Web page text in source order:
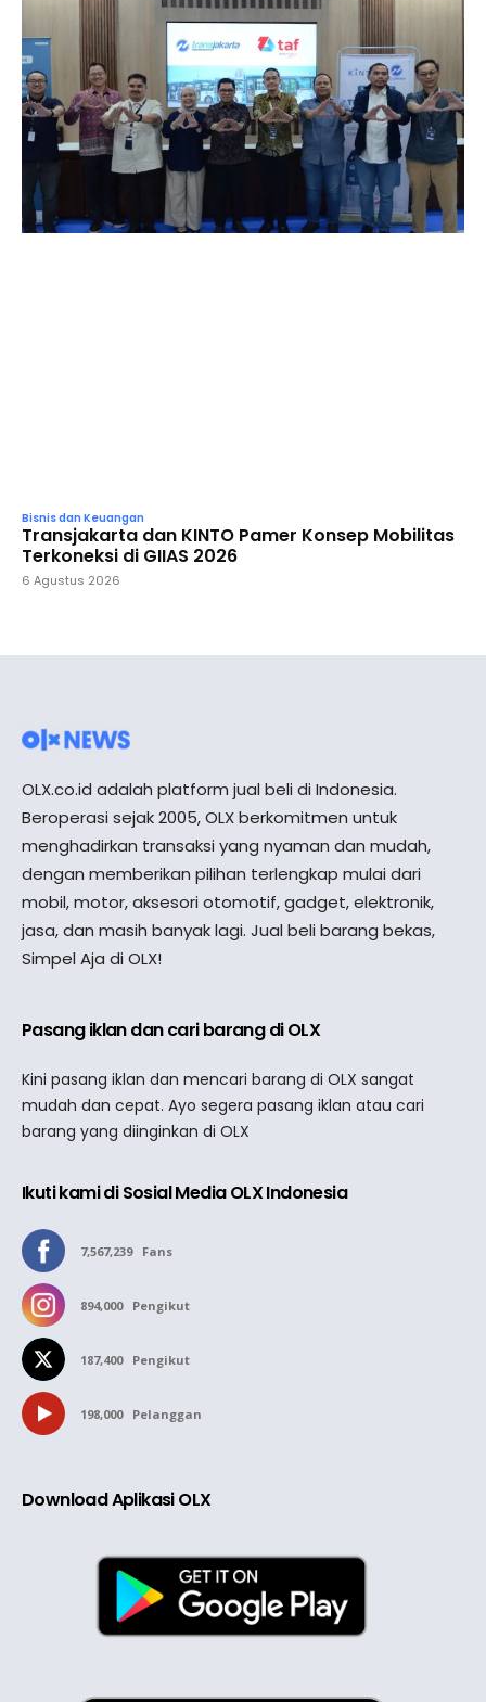
Bisnis dan Keuangan
Transjakarta dan KINTO Pamer Konsep Mobilitas
Terkoneksi di GIIAS 2026
6 Agustus 2026
OLX.co.id adalah platform jual beli di Indonesia.
Beroperasi sejak 2005, OLX berkomitmen untuk
menghadirkan transaksi yang nyaman dan mudah,
dengan memberikan pilihan terlengkap mulai dari
mobil, motor, aksesori otomotif, gadget, elektronik,
jasa, dan masih banyak lagi. Jual beli barang bekas,
Simpel Aja di OLX!
Pasang iklan dan cari barang di OLX
Kini pasang iklan dan mencari barang di OLX sangat
mudah dan cepat. Ayo segera pasang iklan atau cari
barang yang diinginkan di OLX
Ikuti kami di Sosial Media OLX Indonesia
7,567,239 Fans
894,000 Pengikut
187,400 Pengikut
198,000 Pelanggan
Download Aplikasi OLX